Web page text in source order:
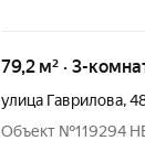
79,2 м² · 3-
улица Гаврилова,
Объект №119294